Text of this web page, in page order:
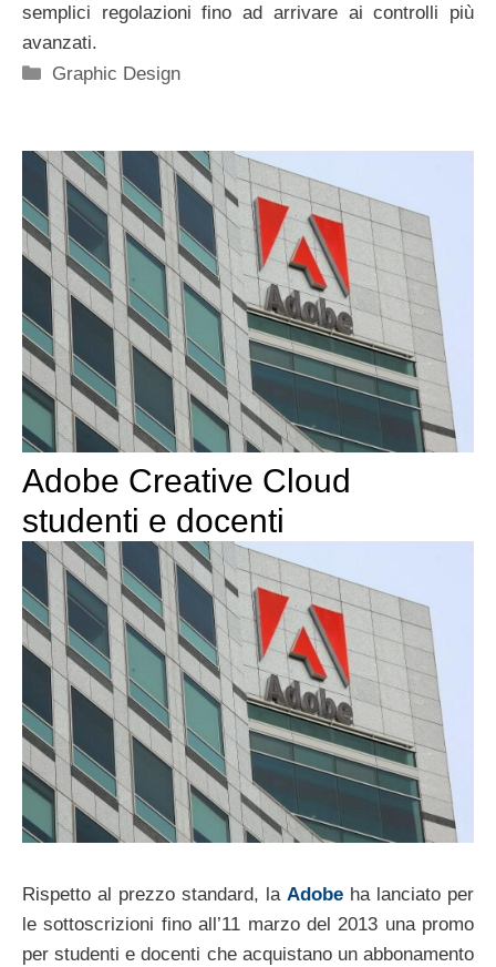
semplici regolazioni fino ad arrivare ai controlli più
avanzati.
Categorie
Graphic Design
Adobe Creative Cloud
studenti e docenti
Rispetto al prezzo standard, la Adobe ha lanciato per
le sottoscrizioni fino all’11 marzo del 2013 una promo
per studenti e docenti che acquistano un abbonamento